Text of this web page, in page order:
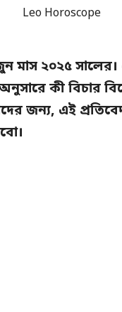
Leo Horoscope
মাস ২০২৫ সালের।
কী বিচার
জন্য, এই